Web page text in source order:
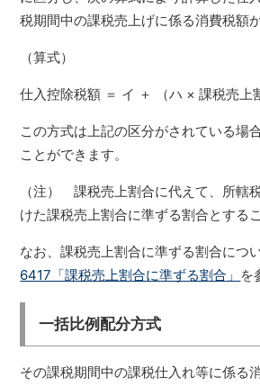
税期間中の課税売上げに係る消費税額
（算式）
仕入控除税額 ＝ イ ＋ （ハ × 課税売上
この方式は上記の区分がされている場
ことができます。
（注） 課税売上割合に代えて、所轄
けた課税売上割合に準ずる割合とする
なお、課税売上割合に準ずる割合につい
6417「課税売上割合に準ずる割合」 を
一括比例配分方式
その課税期間中の課税仕入れ等に係る